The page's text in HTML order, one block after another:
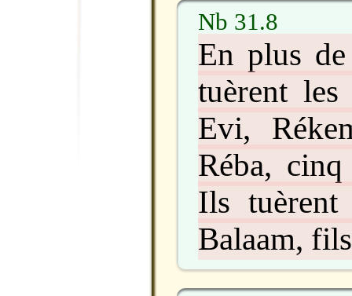
Nb 31.8
En plus
tuèrent
Evi,
Réba,
Ils tuèrent
Balaam,